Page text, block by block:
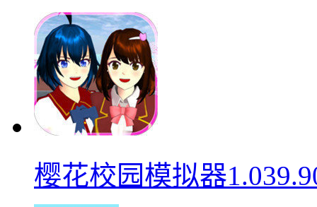
樱花校园模拟器